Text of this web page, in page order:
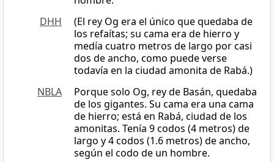
DHH
(El rey Og era el único que quedaba de
los refaítas; su cama era de hierro y
medía cuatro metros de largo por casi
dos de ancho, como puede verse
todavía en la ciudad amonita de Rabá.)
NBLA
Porque solo Og, rey de Basán, quedaba
de los gigantes. Su cama era una cama
de hierro; está en Rabá, ciudad de los
amonitas. Tenía 9 codos (4 metros) de
largo y 4 codos (1.6 metros) de ancho,
según el codo de un hombre.